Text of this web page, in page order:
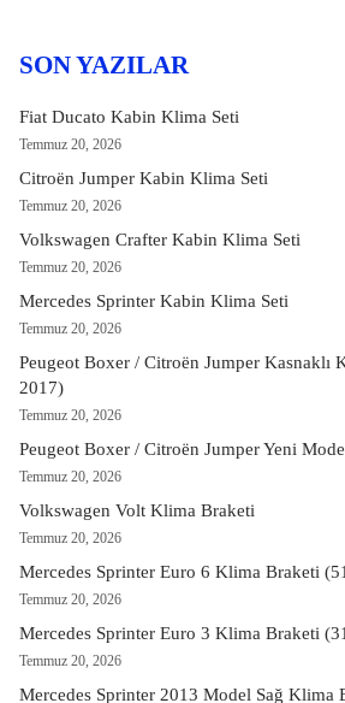
SON YAZILAR
Fiat Ducato Kabin Klima Seti
Temmuz 20, 2026
Citroën Jumper Kabin Klima Seti
Temmuz 20, 2026
Volkswagen Crafter Kabin Klima Seti
Temmuz 20, 2026
Mercedes Sprinter Kabin Klima Seti
Temmuz 20, 2026
Peugeot Boxer / Citroën Jumper Kasnaklı
2017)
Temmuz 20, 2026
Peugeot Boxer / Citroën Jumper Yeni
Temmuz 20, 2026
Volkswagen Volt Klima Braketi
Temmuz 20, 2026
Mercedes Sprinter Euro 6 Klima Braketi
Temmuz 20, 2026
Mercedes Sprinter Euro 3 Klima Braketi
Temmuz 20, 2026
Mercedes Sprinter 2013 Model Sağ Klima